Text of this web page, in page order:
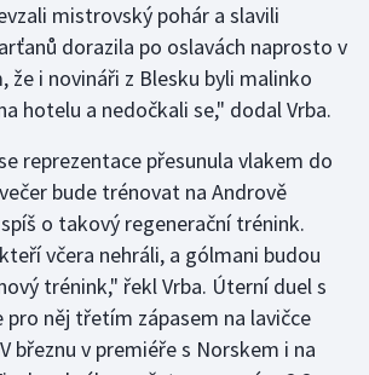
mistrovský pohár a slavili
dorazila po oslavách naprosto v
že i novináři z Blesku byli malinko
hotelu a nedočkali se," dodal Vrba.
reprezentace přesunula vlakem do
bude trénovat na Andrově
o takový regenerační trénink.
včera nehráli, a gólmani budou
trénink," řekl Vrba. Úterní duel s
pro něj třetím zápasem na lavičce
březnu v premiéře s Norskem i na